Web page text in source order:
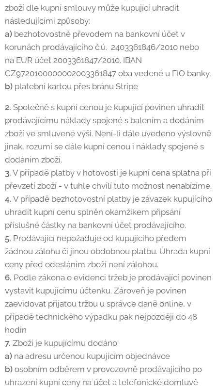
zboží dle kupní smlouvy může kupující uhradit
následujícími způsoby:
a) bezhotovostně převodem na bankovní účet v
korunách prodávajícího č.ú. 2403361846/2010 nebo
na EUR účet 2003361847/2010. IBAN
CZ9720100000002003361847 oba vedené u FIO banky.
b) platební kartou přes bránu Stripe
2. Společně s kupní cenou je kupující povinen uhradit
prodávajícímu náklady spojené s balením a dodáním
zboží ve smluvené výši. Není-li dále uvedeno výslovně
jinak, rozumí se dále kupní cenou i náklady spojené s
dodáním zboží.
3. V případě platby v hotovosti je kupní cena splatná při
převzetí zboží - v tuhle chvílí tuto možnost nenabízíme.
4. V případě bezhotovostní platby je závazek kupujícího
uhradit kupní cenu splněn okamžikem připsání
příslušné částky na bankovní účet prodávajícího.
5. Prodávající nepožaduje od kupujícího předem
žádnou zálohu či jinou obdobnou platbu. Úhrada kupní
ceny před odesláním zboží není zálohou.
6. Podle zákona o evidenci tržeb je prodávající povinen
vystavit kupujícímu účtenku. Zároveň je povinen
zaevidovat přijatou tržbu u správce daně online, v
případě technického výpadku pak nejpozději do 48
hodin
7. Zboží je kupujícímu dodáno:
a) na adresu určenou kupujícím objednávce
b) osobním odběrem v provozovně prodávajícího po
uhrazení kupní ceny na účet a telefonické domluvě